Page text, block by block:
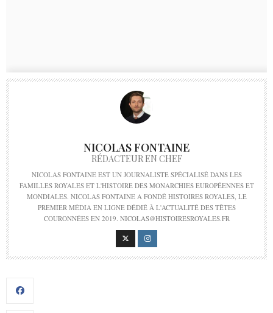
NICOLAS FONTAINE
RÉDACTEUR EN CHEF
NICOLAS FONTAINE EST UN JOURNALISTE SPÉCIALISÉ DANS LES
FAMILLES ROYALES ET L'HISTOIRE DES MONARCHIES EUROPÉENNES ET
MONDIALES. NICOLAS FONTAINE A FONDÉ HISTOIRES ROYALES, LE
PREMIER MÉDIA EN LIGNE DÉDIÉ À L'ACTUALITÉ DES TÊTES
COURONNÉES EN 2019. NICOLAS@HISTOIRESROYALES.FR